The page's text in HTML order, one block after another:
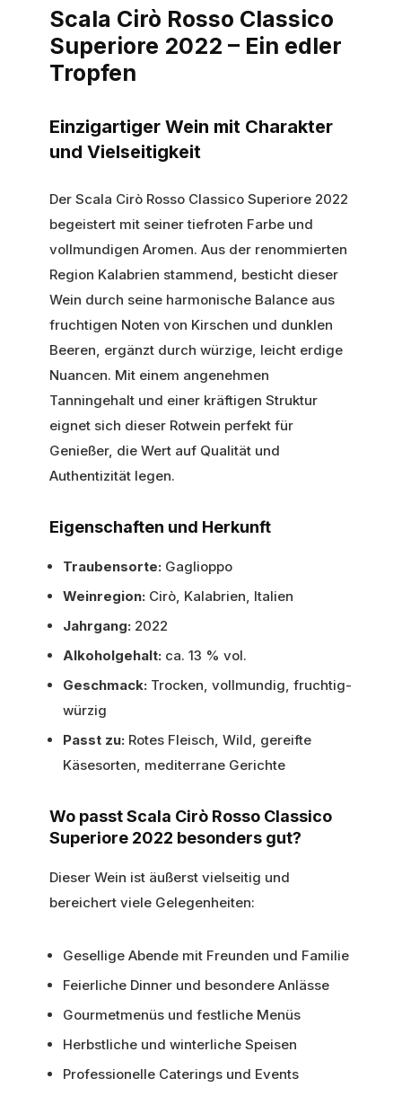
Scala Cirò Rosso Classico
Superiore 2022 – Ein edler
Tropfen
Einzigartiger Wein mit Charakter
und Vielseitigkeit
Der Scala Cirò Rosso Classico Superiore 2022
begeistert mit seiner tiefroten Farbe und
vollmundigen Aromen. Aus der renommierten
Region Kalabrien stammend, besticht dieser
Wein durch seine harmonische Balance aus
fruchtigen Noten von Kirschen und dunklen
Beeren, ergänzt durch würzige, leicht erdige
Nuancen. Mit einem angenehmen
Tanningehalt und einer kräftigen Struktur
eignet sich dieser Rotwein perfekt für
Genießer, die Wert auf Qualität und
Authentizität legen.
Eigenschaften und Herkunft
Traubensorte: Gaglioppo
Weinregion: Cirò, Kalabrien, Italien
Jahrgang: 2022
Alkoholgehalt: ca. 13 % vol.
Geschmack: Trocken, vollmundig, fruchtig-
würzig
Passt zu: Rotes Fleisch, Wild, gereifte
Käsesorten, mediterrane Gerichte
Wo passt Scala Cirò Rosso Classico
Superiore 2022 besonders gut?
Dieser Wein ist äußerst vielseitig und
bereichert viele Gelegenheiten:
Gesellige Abende mit Freunden und Familie
Feierliche Dinner und besondere Anlässe
Gourmetmenüs und festliche Menüs
Herbstliche und winterliche Speisen
Professionelle Caterings und Events